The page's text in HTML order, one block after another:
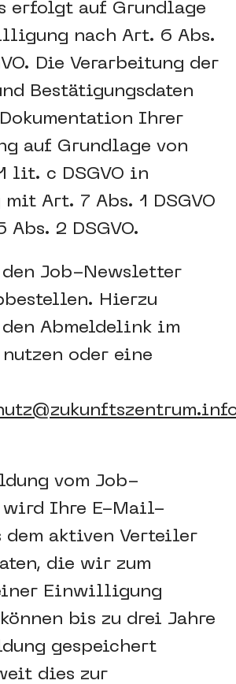
erfolgt auf Grundlage
nach Art. 6 Abs.
Die Verarbeitung der
Bestätigungsdaten
Ihrer
auf Grundlage von
lit. c DSGVO in
Art. 7 Abs. 1 DSGVO
2 DSGVO.
den Job-Newsletter
Hierzu
den Abmeldelink im
oder eine
vom Job-
wird Ihre E-Mail-
dem aktiven Verteiler
die wir zum
Einwilligung
bis zu drei Jahre
gespeichert
dies zur